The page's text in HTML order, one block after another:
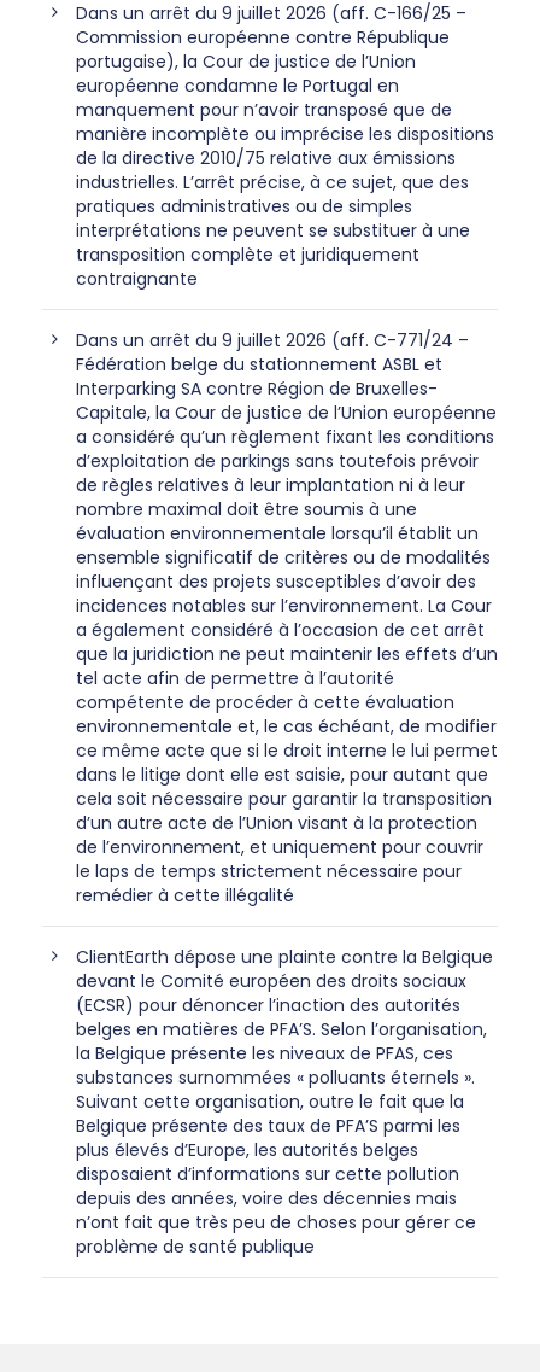
Dans un arrêt du 9 juillet 2026 (aff. C-166/25 –
Commission européenne contre République
portugaise), la Cour de justice de l’Union
européenne condamne le Portugal en
manquement pour n’avoir transposé que de
manière incomplète ou imprécise les dispositions
de la directive 2010/75 relative aux émissions
industrielles. L’arrêt précise, à ce sujet, que des
pratiques administratives ou de simples
interprétations ne peuvent se substituer à une
transposition complète et juridiquement
contraignante
Dans un arrêt du 9 juillet 2026 (aff. C-771/24 –
Fédération belge du stationnement ASBL et
Interparking SA contre Région de Bruxelles-
Capitale, la Cour de justice de l’Union européenne
a considéré qu’un règlement fixant les conditions
d’exploitation de parkings sans toutefois prévoir
de règles relatives à leur implantation ni à leur
nombre maximal doit être soumis à une
évaluation environnementale lorsqu’il établit un
ensemble significatif de critères ou de modalités
influençant des projets susceptibles d’avoir des
incidences notables sur l’environnement. La Cour
a également considéré à l’occasion de cet arrêt
que la juridiction ne peut maintenir les effets d’un
tel acte afin de permettre à l’autorité
compétente de procéder à cette évaluation
environnementale et, le cas échéant, de modifier
ce même acte que si le droit interne le lui permet
dans le litige dont elle est saisie, pour autant que
cela soit nécessaire pour garantir la transposition
d’un autre acte de l’Union visant à la protection
de l’environnement, et uniquement pour couvrir
le laps de temps strictement nécessaire pour
remédier à cette illégalité
ClientEarth dépose une plainte contre la Belgique
devant le Comité européen des droits sociaux
(ECSR) pour dénoncer l’inaction des autorités
belges en matières de PFA’S. Selon l’organisation,
la Belgique présente les niveaux de PFAS, ces
substances surnommées « polluants éternels ».
Suivant cette organisation, outre le fait que la
Belgique présente des taux de PFA’S parmi les
plus élevés d’Europe, les autorités belges
disposaient d’informations sur cette pollution
depuis des années, voire des décennies mais
n’ont fait que très peu de choses pour gérer ce
problème de santé publique